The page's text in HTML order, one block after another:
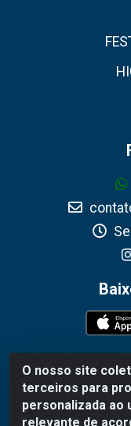
O nosso site
terceiros para
personalizada ao
relevante de
WR Embalagens -
Grogotó -